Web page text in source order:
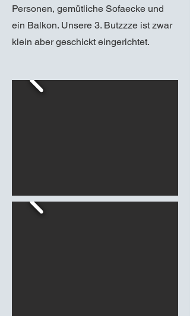
Personen, gemütliche Sofaecke und
ein Balkon. Unsere 3. Butzzze ist zwar
klein aber geschickt eingerichtet.